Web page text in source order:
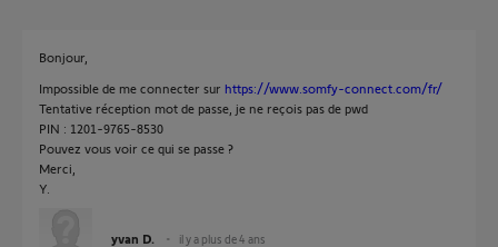
Bonjour,
Impossible de me connecter sur https://www.somfy-connect.com/fr/
Tentative réception mot de passe, je ne reçois pas de pwd
PIN : 1201-9765-8530
Pouvez vous voir ce qui se passe ?
Merci,
Y.
yvan D. il y a plus de 4 ans